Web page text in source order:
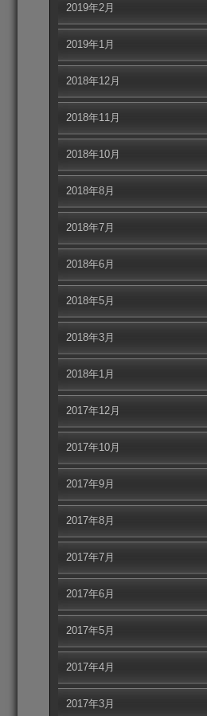
2019年2月
2019年1月
2018年12月
2018年11月
2018年10月
2018年8月
2018年7月
2018年6月
2018年5月
2018年3月
2018年1月
2017年12月
2017年10月
2017年9月
2017年8月
2017年7月
2017年6月
2017年5月
2017年4月
2017年3月